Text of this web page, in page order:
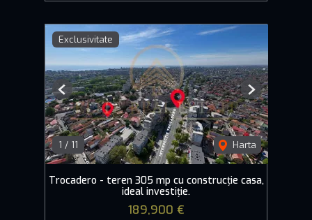
Exclusivitate
1 / 11 Harta
Previous Next
Trocadero - teren 305 mp cu construcție casa,
ideal investiție.
189,900 €